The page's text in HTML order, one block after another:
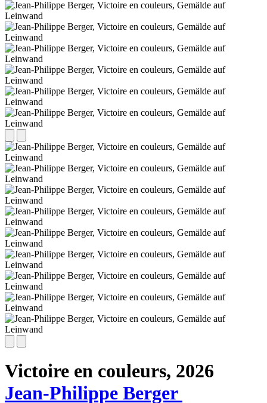
Victoire en couleurs, 2026
Jean-Philippe Berger